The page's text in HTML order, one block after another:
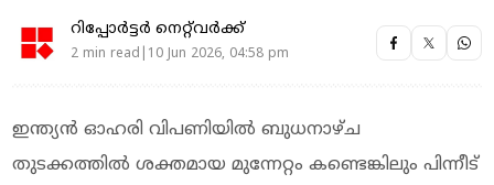
റിപ്പോർട്ടർ നെറ്റ്‌വര്‍ക്ക്‌
2 min read|10 Jun 2026, 04:58 pm
ഇന്ത്യൻ ഓഹരി വിപണിയിൽ ബുധനാഴ്ച
തുടക്കത്തിൽ ശക്തമായ മുന്നേറ്റം കണ്ടെങ്കിലും പിന്നീട്